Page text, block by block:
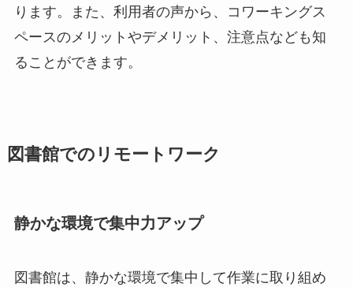
ります。また、利用者の声から、コワーキングス
ペースのメリットやデメリット、注意点なども知
ることができます。
図書館でのリモートワーク
静かな環境で集中力アップ
図書館は、静かな環境で集中して作業に取り組め